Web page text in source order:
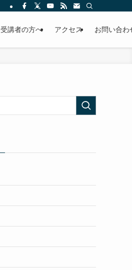
受講者の方へ アクセス お問い合わ